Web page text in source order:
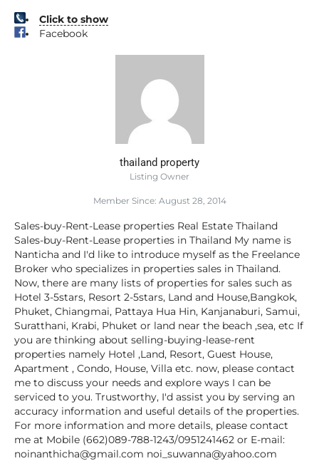
Click to show
Facebook
thailand property
Listing Owner
Member Since: August 28, 2014
Sales-buy-Rent-Lease properties Real Estate Thailand
Sales-buy-Rent-Lease properties in Thailand My name is
Nanticha and I'd like to introduce myself as the Freelance
Broker who specializes in properties sales in Thailand.
Now, there are many lists of properties for sales such as
Hotel 3-5stars, Resort 2-5stars, Land and House,Bangkok,
Phuket, Chiangmai, Pattaya Hua Hin, Kanjanaburi, Samui,
Suratthani, Krabi, Phuket or land near the beach ,sea, etc If
you are thinking about selling-buying-lease-rent
properties namely Hotel ,Land, Resort, Guest House,
Apartment , Condo, House, Villa etc. now, please contact
me to discuss your needs and explore ways I can be
serviced to you. Trustworthy, I'd assist you by serving an
accuracy information and useful details of the properties.
For more information and more details, please contact
me at Mobile (662)089-788-1243/0951241462 or E-mail:
noinanthicha@gmail.com noi_suwanna@yahoo.com